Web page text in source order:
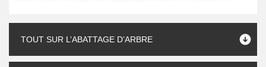
TOUT SUR L’ABATTAGE D’ARBRE